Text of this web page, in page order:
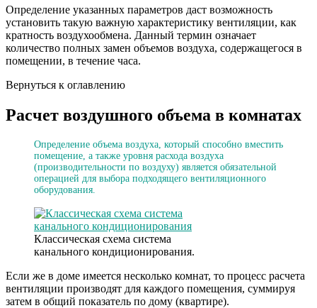
Определение указанных параметров даст возможность
установить такую важную характеристику вентиляции, как
кратность воздухообмена. Данный термин означает
количество полных замен объемов воздуха, содержащегося в
помещении, в течение часа.
Вернуться к оглавлению
Расчет воздушного объема в комнатах
Определение объема воздуха, который способно вместить
помещение, а также уровня расхода воздуха
(производительности по воздуху) является обязательной
операцией для выбора подходящего вентиляционного
оборудования.
Классическая схема система
канального кондиционирования.
Если же в доме имеется несколько комнат, то процесс расчета
вентиляции производят для каждого помещения, суммируя
затем в общий показатель по дому (квартире).